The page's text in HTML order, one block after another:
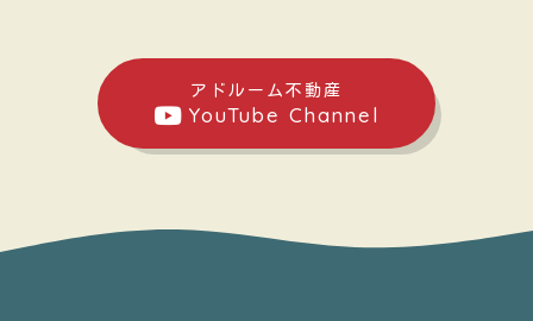
アドルーム不動産
YouTube Channel